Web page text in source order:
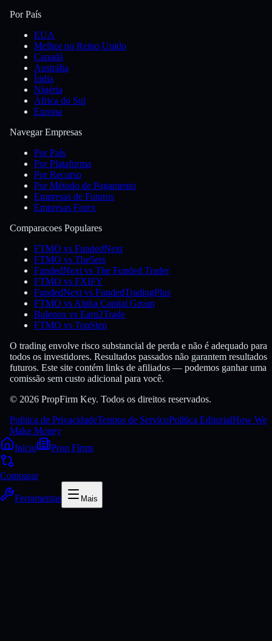
Por País
EUA
Melhor no Reino Unido
Canadá
Austrália
Índia
Nigéria
África do Sul
Europa
Navegar Empresas
Por País
Por Plataforma
Por Recurso
Por Método de Pagamento
Empresas de Futuros
Empresas Forex
Comparacoes Populares
FTMO vs FundedNext
FTMO vs The5ers
FundedNext vs The Funded Trader
FTMO vs FXIFY
FundedNext vs FundedTradingPlus
FTMO vs Alpha Capital Group
Bulenox vs Earn2Trade
FTMO vs TopStep
O trading envolve risco substancial de perda e não é adequado para
todos os investidores. Resultados passados não garantem resultados
futuros. Este site contém links de afiliados — podemos ganhar uma
comissão sem custo adicional para você.
© 2026 PropFirm Key. Todos os direitos reservados.
Politica de PrivacidadeTermos de ServicoPolítica EditorialHow We
Make Money
Inicio
Prop Firms
Comparar
Ferramentas Mais